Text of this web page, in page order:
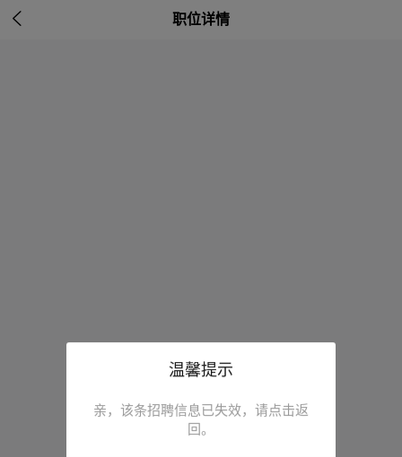
 职位详情
温馨提示
亲，该条招聘信息已失效，请点击返
回。